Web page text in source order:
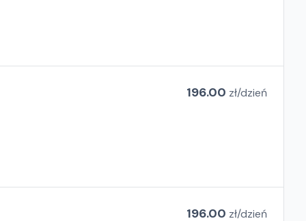
196.00 zł/dzień
196.00 zł/dzień